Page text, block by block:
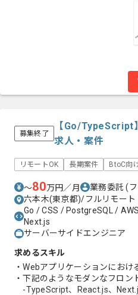
募集終了
【Go/TypeScript
求人・案件
リモートOK 長期案件 BtoC向
〜80万円／月 業務委託(
六本木(東京都)/フルリモート
Go / CSS / PostgreSQL /
Next.js
サーバーサイドエンジニア
求めるスキル
・Webアプリケーションにお
・下記のようなモダンなフロ
-TypeScript、React.js、